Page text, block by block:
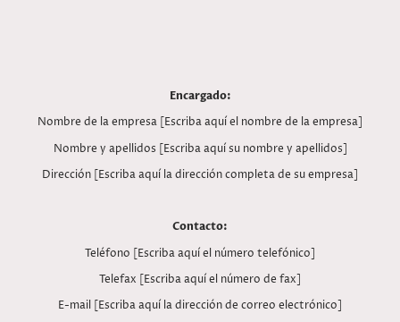
Encargado:
Nombre de la empresa [Escriba aquí el nombre de la empresa]
Nombre y apellidos [Escriba aquí su nombre y apellidos]
Dirección [Escriba aquí la dirección completa de su empresa]
Contacto:
Teléfono [Escriba aquí el número telefónico]
Telefax [Escriba aquí el número de fax]
E-mail [Escriba aquí la dirección de correo electrónico]